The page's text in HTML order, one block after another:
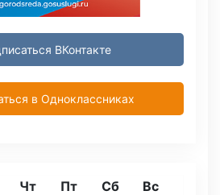
ВКонтакте
в Одноклассниках
Чт Пт Сб Вс